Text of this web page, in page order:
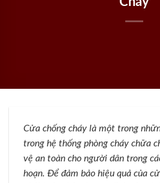
Cửa chống cháy là một trong
trong hệ thống phòng cháy chữa
vệ an toàn cho người dân trong
hoạn. Để đảm bảo hiệu quả của